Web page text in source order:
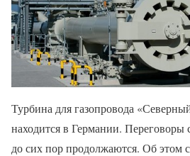
Турбина для газопровода
находится в Германии. Переговоры
до сих пор продолжаются. Об этом